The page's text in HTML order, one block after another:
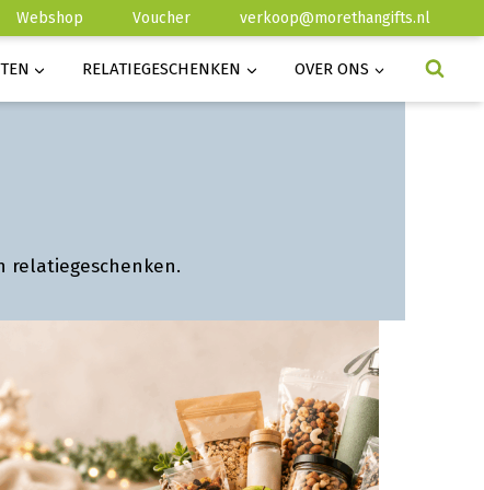
Webshop Voucher verkoop@morethangifts.nl
RELATIEGESCHENKEN OVER ONS
relatiegeschenken.